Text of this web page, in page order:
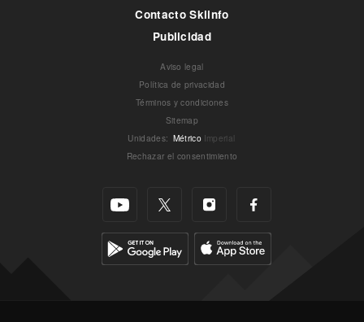
Contacto Skiinfo
Publicidad
Aviso legal
Política de privacidad
Términos y condiciones
Sitemap
Unidades: Métrico Imperial
Rechazar el consentimiento